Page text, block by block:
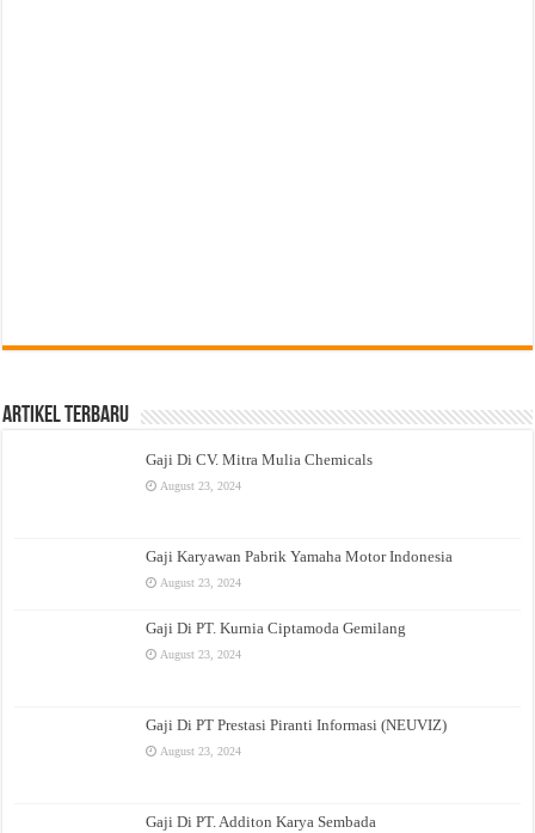
Artikel Terbaru
Gaji Di CV. Mitra Mulia Chemicals
August 23, 2024
Gaji Karyawan Pabrik Yamaha Motor Indonesia
August 23, 2024
Gaji Di PT. Kurnia Ciptamoda Gemilang
August 23, 2024
Gaji Di PT Prestasi Piranti Informasi (NEUVIZ)
August 23, 2024
Gaji Di PT. Additon Karya Sembada